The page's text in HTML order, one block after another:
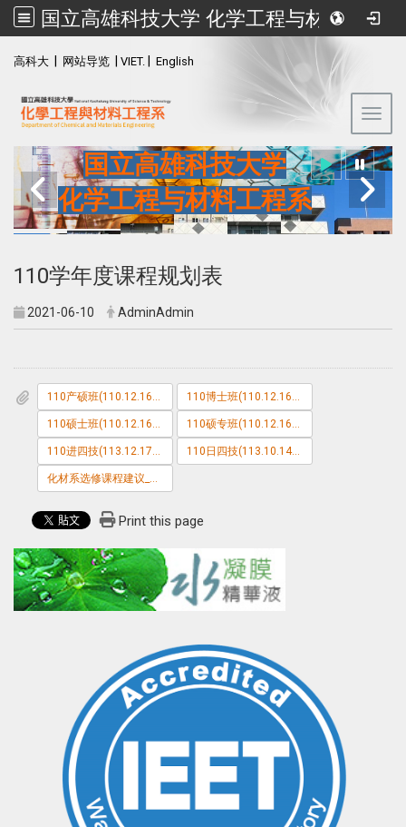
国立高雄科技大学 化学工程与材料工程系
高科大 网站导览 VIET. English
国立高雄科技大学
化学工程与材料工程系
110学年度课程规划表
2021-06-10 AdminAdmin
110产硕班(110.12.16修) 110博士班(110.12.16修)
110硕士班(110.12.16修) 110硕专班(110.12.16修)
110进四技(113.12.17修) 110日四技(113.10.14修)
化材系选修课程建议_与产业关联性___1_.pdf
Print this page